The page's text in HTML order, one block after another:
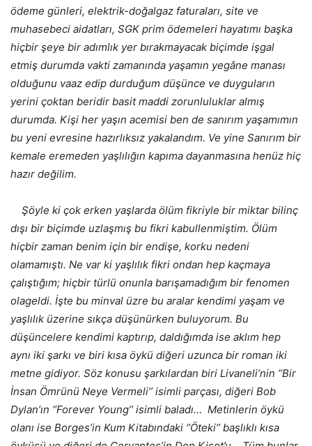
ödeme günleri, elektrik-doğalgaz faturaları, site ve
muhasebeci aidatları, SGK prim ödemeleri hayatımı başka
hiçbir şeye bir adımlık yer bırakmayacak biçimde işgal
etmiş durumda vakti zamanında yaşamın yegâne manası
olduğunu vaaz edip durduğum düşünce ve duyguların
yerini çoktan beridir basit maddi zorunluluklar almış
durumda. Kişi her yaşın acemisi ben de sanırım yaşamımın
bu yeni evresine hazırlıksız yakalandım. Ve yine Sanırım bir
kemale eremeden yaşlılığın kapıma dayanmasına henüz hiç
hazır değilim.
Şöyle ki çok erken yaşlarda ölüm fikriyle bir miktar bilinç
dışı bir biçimde uzlaşmış bu fikri kabullenmiştim. Ölüm
hiçbir zaman benim için bir endişe, korku nedeni
olamamıştı. Ne var ki yaşlılık fikri ondan hep kaçmaya
çalıştığım; hiçbir türlü onunla barışamadığım bir fenomen
olageldi. İşte bu minval üzre bu aralar kendimi yaşam ve
yaşlılık üzerine sıkça düşünürken buluyorum. Bu
düşüncelere kendimi kaptırıp, daldığımda ise aklım hep
aynı iki şarkı ve biri kısa öykü diğeri uzunca bir roman iki
metne gidiyor. Söz konusu şarkılardan biri Livaneli’nin ‘’Bir
İnsan Ömrünü Neye Vermeli’’ isimli parçası, diğeri Bob
Dylan’ın ‘’Forever Young’’ isimli baladı… Metinlerin öykü
olanı ise Borges’in Kum Kitabındaki ‘’Öteki’’ başlıklı kısa